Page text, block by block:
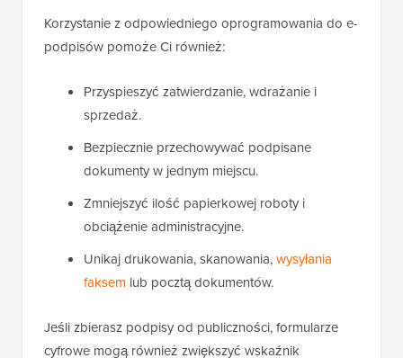
Korzystanie z odpowiedniego oprogramowania do e-
podpisów pomoże Ci również:
Przyspieszyć zatwierdzanie, wdrażanie i
sprzedaż.
Bezpiecznie przechowywać podpisane
dokumenty w jednym miejscu.
Zmniejszyć ilość papierkowej roboty i
obciążenie administracyjne.
Unikaj drukowania, skanowania,wysyłania
faksem lub pocztą dokumentów.
Jeśli zbierasz podpisy od publiczności, formularze
cyfrowe mogą również zwiększyć wskaźnik